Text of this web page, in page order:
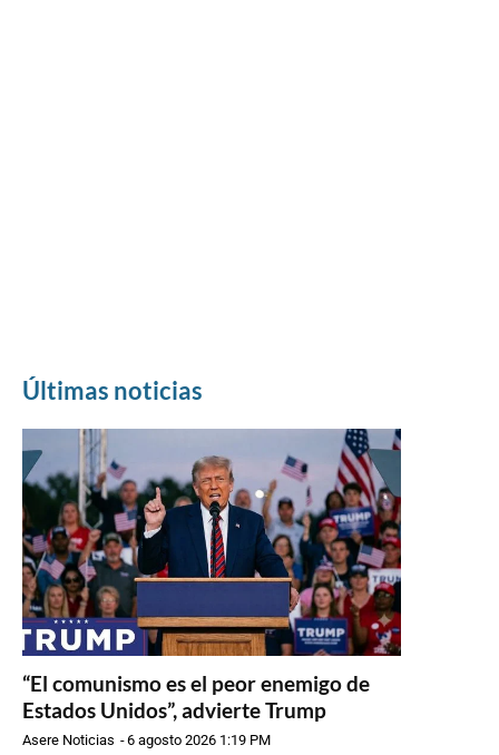
Últimas noticias
“El comunismo es el peor enemigo de
Estados Unidos”, advierte Trump
Asere Noticias -6 agosto 2026 1:19 PM